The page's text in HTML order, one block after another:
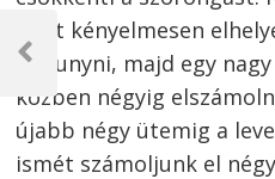
mint kényelmesen
behunyni, majd egy
közben négyig
újabb négy ütemig a
ismét számoljunk el
Bejegyzés
navigáció
Previous